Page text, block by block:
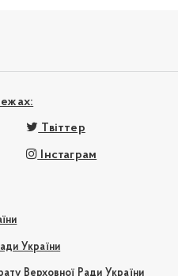
Твіттер
Інстаграм
України
Верховної Ради України